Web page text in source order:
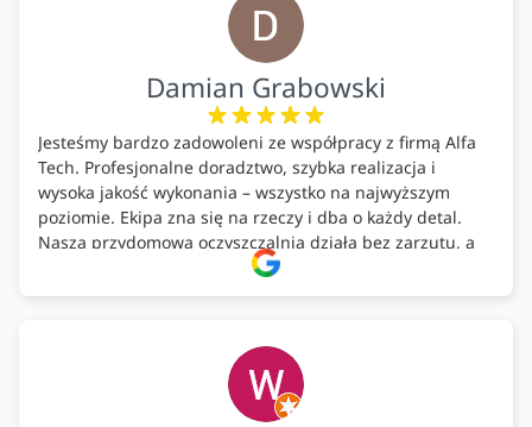
Damian Grabowski
Jesteśmy bardzo zadowoleni ze współpracy z firmą Alfa
Tech. Profesjonalne doradztwo, szybka realizacja i
wysoka jakość wykonania – wszystko na najwyższym
poziomie. Ekipa zna się na rzeczy i dba o każdy detal.
Nasza przydomowa oczyszczalnia działa bez zarzutu, a
całość została wykonana zgodnie z terminem i
ustaleniami. Z czystym sumieniem polecamy Alfa Tech
ekologicznych rozwiązań!🍀